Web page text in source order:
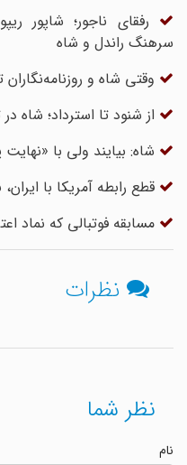
رفقای ناجور؛ شاپور
سرهنگ راندل و شاه
وقتی شاه و روزنامه‌نگاران
از شنود تا استرداد؛ شاه در
شاه: بیایند ولی با «نهایت
قطع رابطه آمریکا با ایران،
مسابقه فوتبالی که نماد
نظرات
نظر شما